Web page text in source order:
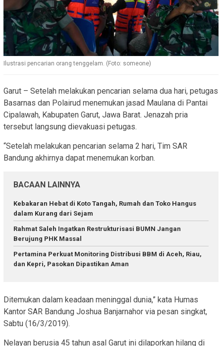
Ilustrasi pencarian orang tenggelam. (Foto: someone)
Garut – Setelah melakukan pencarian selama dua hari, petugas
Basarnas dan Polairud menemukan jasad Maulana di Pantai
Cipalawah, Kabupaten Garut, Jawa Barat. Jenazah pria
tersebut langsung dievakuasi petugas.
“Setelah melakukan pencarian selama 2 hari, Tim SAR
Bandung akhirnya dapat menemukan korban.
BACAAN LAINNYA
Kebakaran Hebat di Koto Tangah, Rumah dan Toko Hangus
dalam Kurang dari Sejam
Rahmat Saleh Ingatkan Restrukturisasi BUMN Jangan
Berujung PHK Massal
Pertamina Perkuat Monitoring Distribusi BBM di Aceh, Riau,
dan Kepri, Pasokan Dipastikan Aman
Ditemukan dalam keadaan meninggal dunia,” kata Humas
Kantor SAR Bandung Joshua Banjarnahor via pesan singkat,
Sabtu (16/3/2019).
Nelayan berusia 45 tahun asal Garut ini dilaporkan hilang di